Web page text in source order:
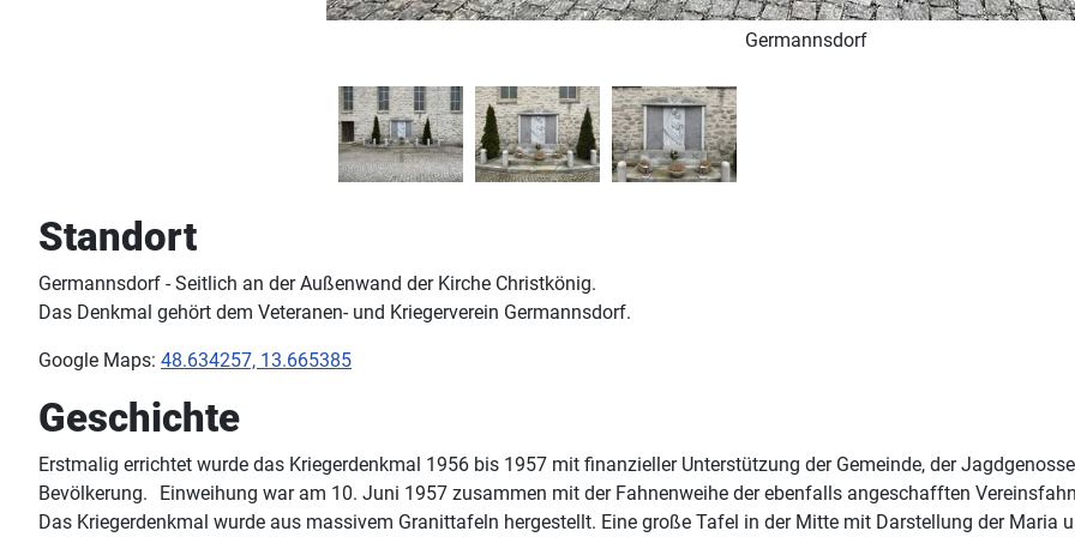
Germannsdorf
Standort
Germannsdorf - Seitlich an der Außenwand der Kirche Christkönig.
Das Denkmal gehört dem Veteranen- und Kriegerverein Germannsdorf.
Google Maps: 48.634257, 13.665385
Geschichte
Erstmalig errichtet wurde das Kriegerdenkmal 1956 bis 1957 mit finanzieller Unterstützung der Gemeinde, der
Bevölkerung. Einweihung war am 10. Juni 1957 zusammen mit der Fahnenweihe der ebenfalls angeschafften
Das Kriegerdenkmal wurde aus massivem Granittafeln hergestellt. Eine große Tafel in der Mitte mit Darstellung der